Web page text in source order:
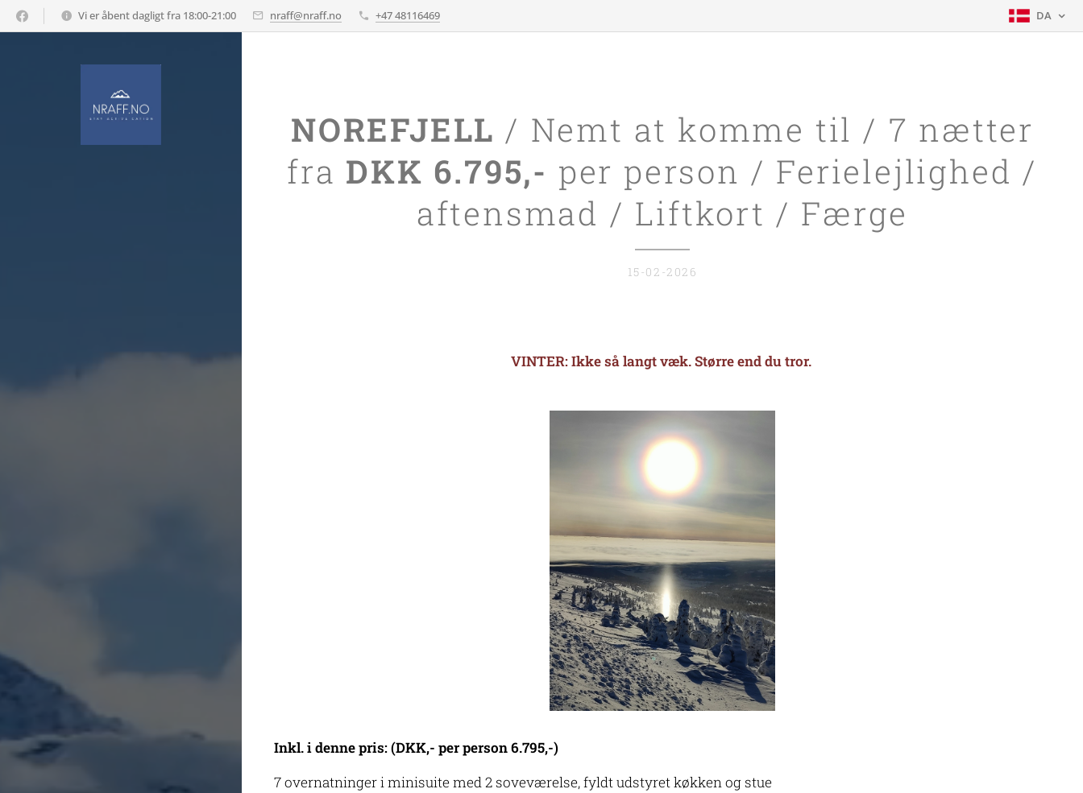
Vi er åbent dagligt fra 18:00-21:00 nraff@nraff.no +47 48116469 DA
NOREFJELL / Nemt at komme til / 7 nætter
fra DKK 6.795,- per person / Ferielejlighed /
aftensmad / Liftkort / Færge
15-02-2026
VINTER: Ikke så langt væk. Større end du tror.
Inkl. i denne pris: (DKK,- per person 6.795,-)
7 overnatninger i minisuite med 2 soveværelse, fyldt udstyret køkken og stue